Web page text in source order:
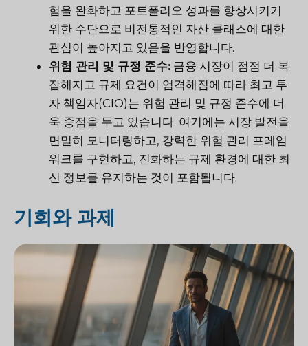
험을 완화하고 포트폴리오 성과를 향상시키기
위한 수단으로 비전통적인 자산 클래스에 대한
관심이 높아지고 있음을 반영합니다.
위험 관리 및 규정 준수: 금융 시장이 점점 더 복
잡해지고 규제 요건이 엄격해짐에 따라 최고 투
자 책임자(CIO)는 위험 관리 및 규정 준수에 더
욱 중점을 두고 있습니다. 여기에는 시장 발전을
면밀히 모니터링하고, 강력한 위험 관리 프레임
워크를 구현하고, 진화하는 규제 환경에 대한 최
신 정보를 유지하는 것이 포함됩니다.
기회와 과제